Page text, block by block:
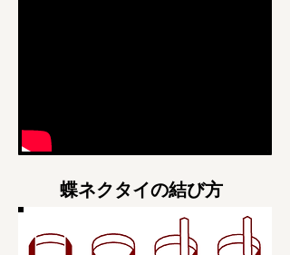
​蝶ネクタイの結び方